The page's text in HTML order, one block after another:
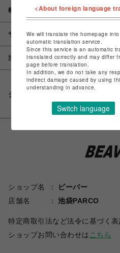
概要
サイズ
注意事項
シェアする
ショップ名
ビーバー
店舗名
池袋PARCO
特定商取引法など法令に基づく表
ショップお問い合わせは こちら
<About foreign language
We will translate the homepage
automatic translation service.
Since this service is an automatic
translated correctly and may differ
page before translation.
In addition, we do not take any
indirect damage caused by using
understanding in advance.
Switch language